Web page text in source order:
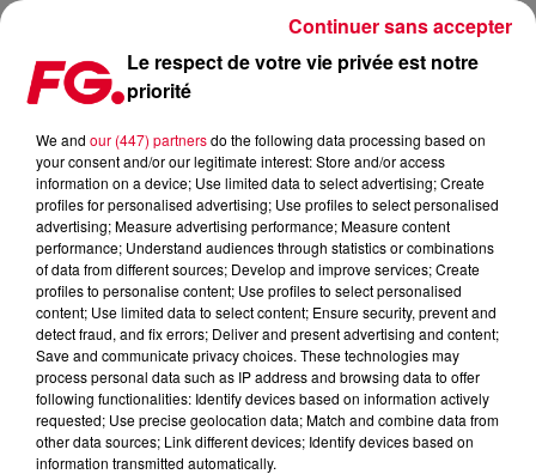
HUGEL S'ASSOCIE À ULTRA NATÉ SUR SON NOUVEAU SINGLE
Publié : 22 mai 2026 à 16h53 par Jean-Baptiste Blandin
Le respect de votre vie privée est notre
priorité
We and our (447) partnersdo the following data processing based on
your consent and/or our legitimate interest: Store and/or access
information on a device; Use limited data to select advertising; Create
profiles for personalised advertising; Use profiles to select personalised
advertising; Measure advertising performance; Measure content
performance; Understand audiences through statistics or combinations
of data from different sources; Develop and improve services; Create
profiles to personalise content; Use profiles to select personalised
content; Use limited data to select content; Ensure security, prevent and
detect fraud, and fix errors; Deliver and present advertising and content;
Save and communicate privacy choices. These technologies may
process personal data such as IP address and browsing data to offer
following functionalities: Identify devices based on information actively
requested; Use precise geolocation data; Match and combine data from
other data sources; Link different devices; Identify devices based on
information transmitted automatically.
Continuer sans accepter